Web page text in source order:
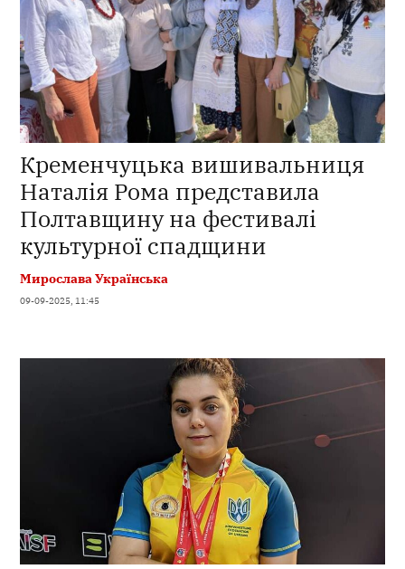
Кременчуцька вишивальниця
Наталія Рома представила
Полтавщину на фестивалі
культурної спадщини
Мирослава Українська
09-09-2025, 11:45